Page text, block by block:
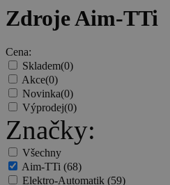
Zdroje Aim-TTi
Cena:
Skladem(0)
Akce(0)
Novinka(0)
Výprodej(0)
Značky:
Všechny
Aim-TTi (68)
Elektro-Automatik (59)